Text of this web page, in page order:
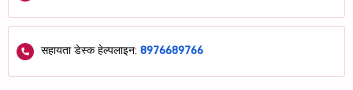
सहायता डेस्क हेल्पलाइन: 8976689766